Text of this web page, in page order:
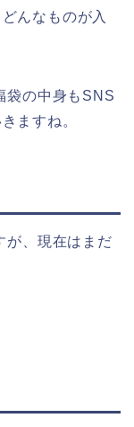
んなものが入
袋の中身もSNS
ますね。
が、現在はまだ